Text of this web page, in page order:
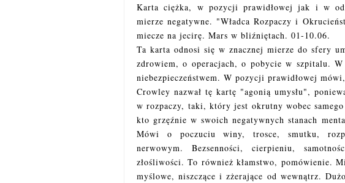
Karta ciężka, w pozycji prawidłowej jak i w
mierze negatywne. "Władca Rozpaczy i
miecze na jecirę. Mars w bliźniętach. 01-10.06.
Ta karta odnosi się w znacznej mierze do sfery
zdrowiem, o operacjach, o pobycie w szpitalu.
niebezpieczeństwem. W pozycji prawidłowej
Crowley nazwał tę kartę "agonią umysłu",
w rozpaczy, taki, który jest okrutny wobec
kto grzęźnie w swoich negatywnych stanach
Mówi o poczuciu winy, trosce, smutku,
nerwowym. Bezsenności, cierpieniu,
złośliwości. To również kłamstwo, pomówienie.
myślowe, niszczące i zżerające od wewnątrz.